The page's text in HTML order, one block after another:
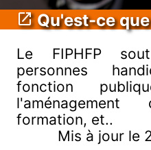
Qu'est-ce que
Le FIPHFP
personnes
fonction
formation, et..
Mis à jour le